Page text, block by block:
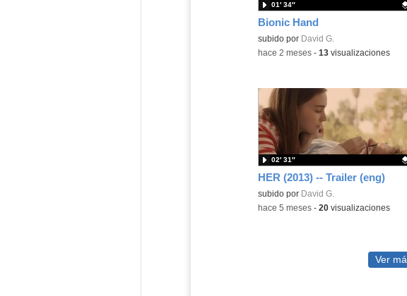
Bionic Hand
Contenido educativo.
subido por David G.
01′ 34″
-hace 2 meses- 13visualizaciones
HER (2013) -- Trailer (eng)
Contenido educativo.
subido por David G.
02′ 31″
-hace 5 meses- 20visualizaciones
Ver